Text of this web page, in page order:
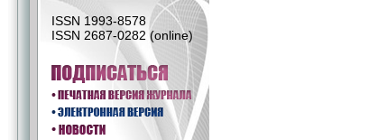
ISSN 1993-8578
ISSN 2687-0282 (online)